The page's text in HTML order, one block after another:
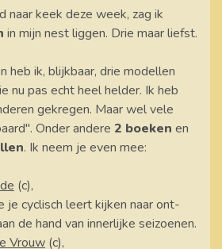
naar keek deze week, zag ik
in mijn nest liggen. Drie maar liefst.
heb ik, blijkbaar, drie modellen
nu pas echt heel helder. Ik heb
gekregen. Maar wel vele
Onder andere 2 boeken en
. Ik neem je even mee:
(c),
je cyclisch leert kijken naar ont-
de hand van innerlijke seizoenen.
Vrouw (c),